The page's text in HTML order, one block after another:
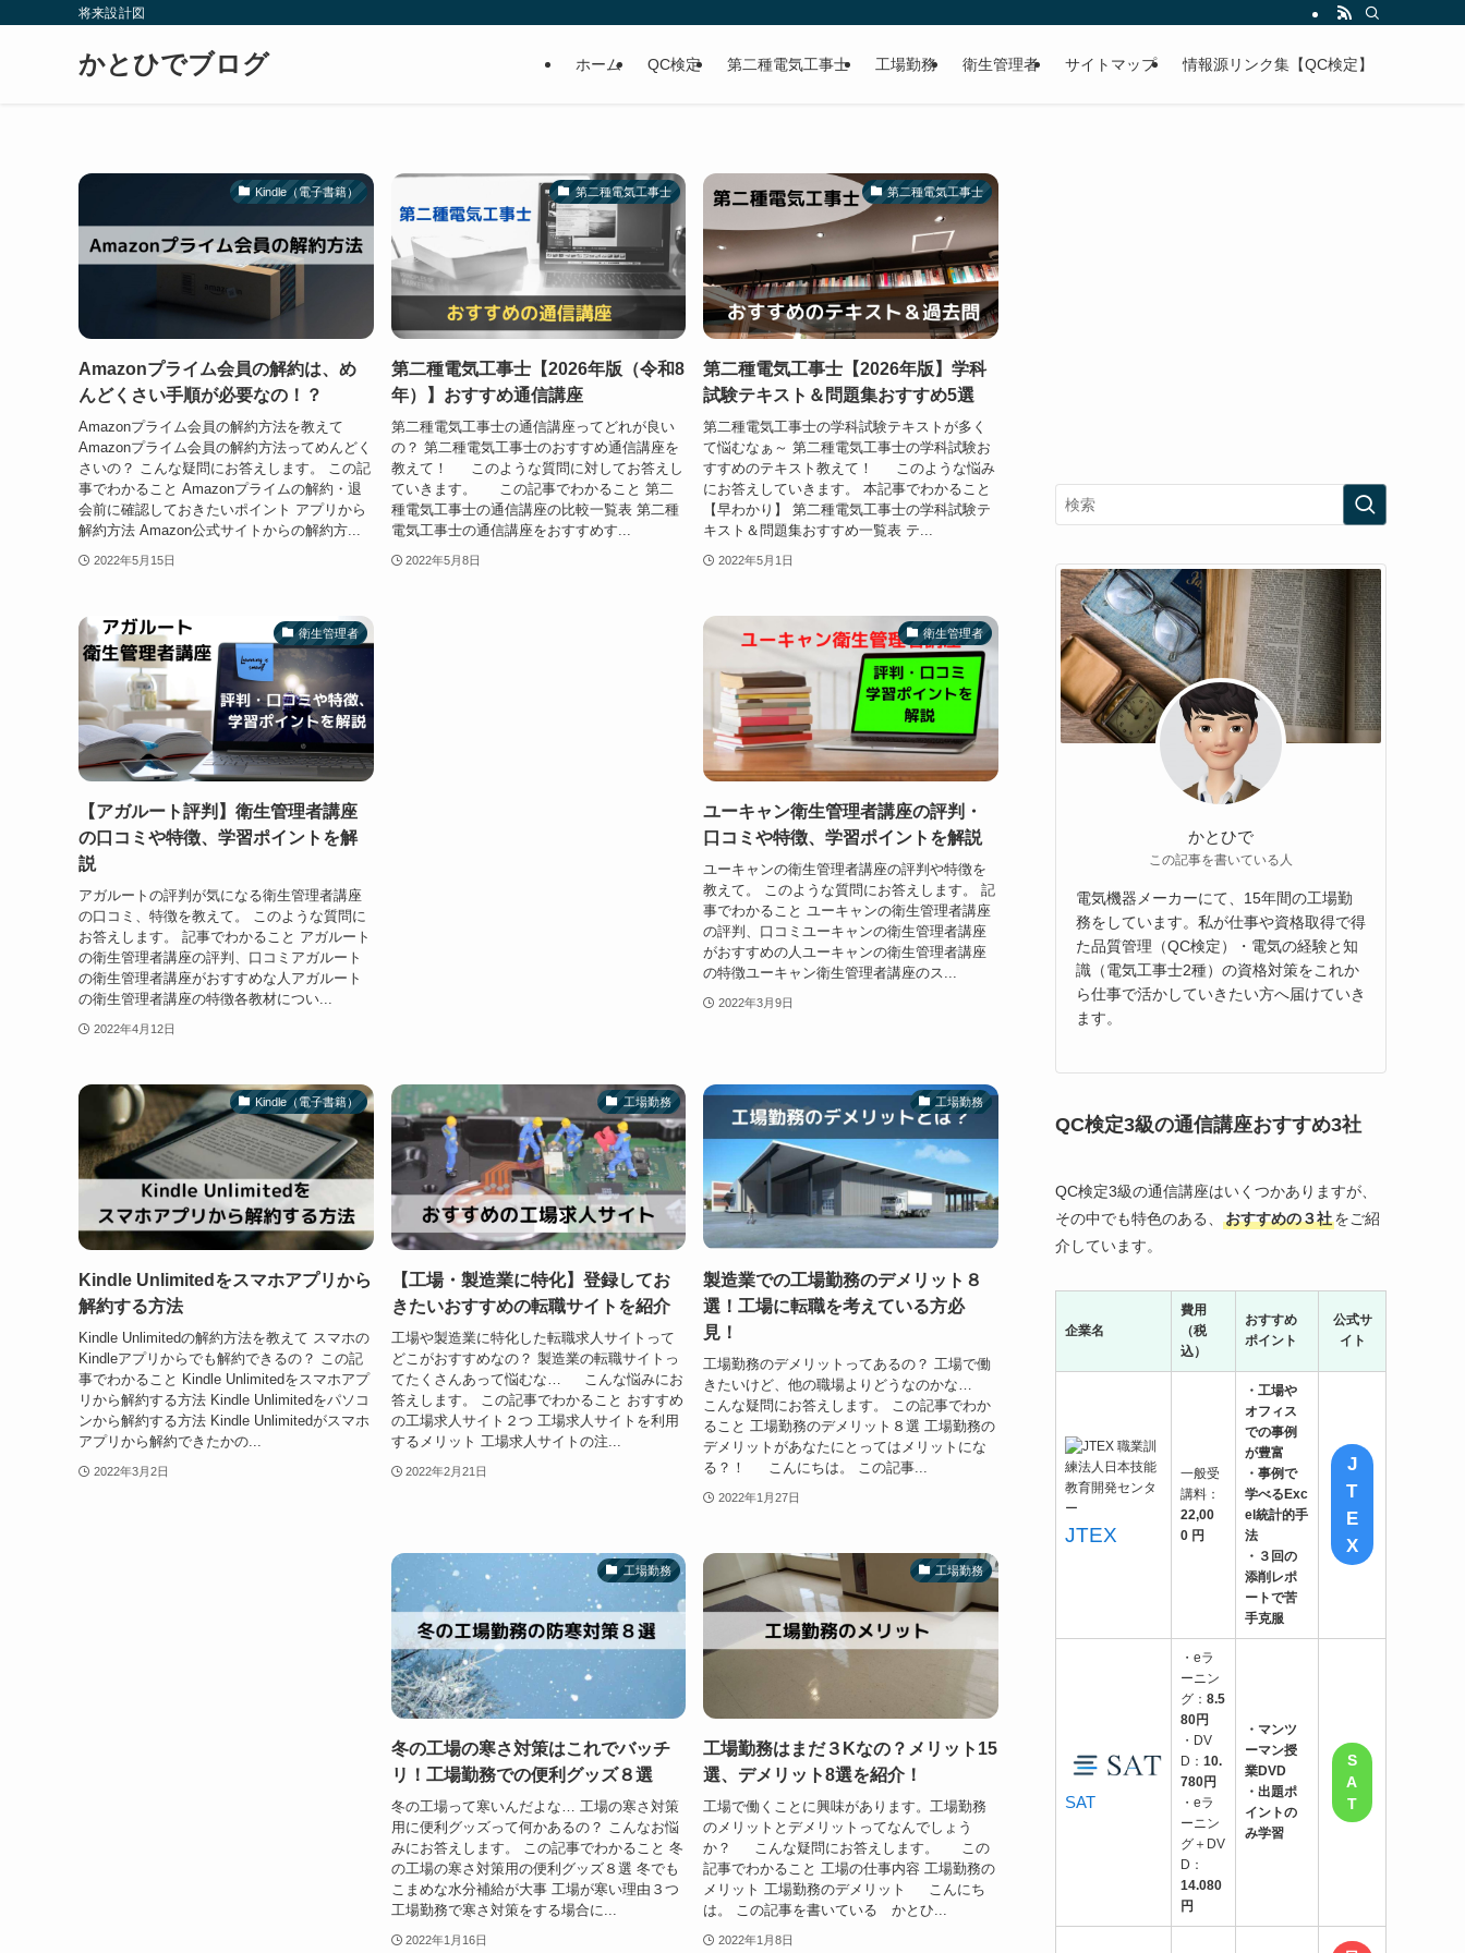
将来設計図
かとひでブログ ホーム QC検定 第二種電気工事士 工場勤務 衛生管理者 サイトマップ 情報源リンク集【QC検定】
Kindle（電子書籍）
Amazonプライム会員の解約は、め
んどくさい手順が必要なの！？
Amazonプライム会員の解約方法を教えて
Amazonプライム会員の解約方法ってめんどく
さいの？ こんな疑問にお答えします。 この記
事でわかること Amazonプライムの解約・退
会前に確認しておきたいポイント アプリから
解約方法 Amazon公式サイトからの解約方...
2022年5月15日
第二種電気工事士
第二種電気工事士【2026年版（令和8
年）】おすすめ通信講座
第二種電気工事士の通信講座ってどれが良い
の？ 第二種電気工事士のおすすめ通信講座を
教えて！ このような質問に対してお答えし
ていきます。 この記事でわかること 第二
種電気工事士の通信講座の比較一覧表 第二種
電気工事士の通信講座をおすすめす...
2022年5月8日
第二種電気工事士
第二種電気工事士【2026年版】学科
試験テキスト＆問題集おすすめ5選
第二種電気工事士の学科試験テキストが多く
て悩むなぁ～ 第二種電気工事士の学科試験お
すすめのテキスト教えて！ このような悩み
にお答えしていきます。 本記事でわかること
【早わかり】 第二種電気工事士の学科試験テ
キスト＆問題集おすすめ一覧表 テ...
2022年5月1日
衛生管理者
【アガルート評判】衛生管理者講座
の口コミや特徴、学習ポイントを解
説
アガルートの評判が気になる衛生管理者講座
の口コミ、特徴を教えて。 このような質問に
お答えします。 記事でわかること アガルート
の衛生管理者講座の評判、口コミアガルート
の衛生管理者講座がおすすめな人アガルート
の衛生管理者講座の特徴各教材につい...
2022年4月12日
衛生管理者
ユーキャン衛生管理者講座の評判・
口コミや特徴、学習ポイントを解説
ユーキャンの衛生管理者講座の評判や特徴を
教えて。 このような質問にお答えします。 記
事でわかること ユーキャンの衛生管理者講座
の評判、口コミユーキャンの衛生管理者講座
がおすすめの人ユーキャンの衛生管理者講座
の特徴ユーキャン衛生管理者講座のス...
2022年3月9日
Kindle（電子書籍）
Kindle Unlimitedをスマホアプリから
解約する方法
Kindle Unlimitedの解約方法を教えて スマホの
Kindleアプリからでも解約できるの？ この記
事でわかること Kindle Unlimitedをスマホアプ
リから解約する方法 Kindle Unlimitedをパソコ
ンから解約する方法 Kindle Unlimitedがスマホ
アプリから解約できたかの...
2022年3月2日
工場勤務
【工場・製造業に特化】登録してお
きたいおすすめの転職サイトを紹介
工場や製造業に特化した転職求人サイトって
どこがおすすめなの？ 製造業の転職サイトっ
てたくさんあって悩むな… こんな悩みにお
答えします。 この記事でわかること おすすめ
の工場求人サイト２つ 工場求人サイトを利用
するメリット 工場求人サイトの注...
2022年2月21日
工場勤務
製造業での工場勤務のデメリット８
選！工場に転職を考えている方必
見！
工場勤務のデメリットってあるの？ 工場で働
きたいけど、他の職場よりどうなのかな…
こんな疑問にお答えします。 この記事でわか
ること 工場勤務のデメリット８選 工場勤務の
デメリットがあなたにとってはメリットにな
る？！ こんにちは。 この記事...
2022年1月27日
工場勤務
冬の工場の寒さ対策はこれでバッチ
リ！工場勤務での便利グッズ８選
冬の工場って寒いんだよな… 工場の寒さ対策
用に便利グッズって何かあるの？ こんなお悩
みにお答えします。 この記事でわかること 冬
の工場の寒さ対策用の便利グッズ８選 冬でも
こまめな水分補給が大事 工場が寒い理由３つ
工場勤務で寒さ対策をする場合に...
2022年1月16日
工場勤務
工場勤務はまだ３Kなの？メリット15
選、デメリット8選を紹介！
工場で働くことに興味があります。工場勤務
のメリットとデメリットってなんでしょう
か？ こんな疑問にお答えします。 この
記事でわかること 工場の仕事内容 工場勤務の
メリット 工場勤務のデメリット こんにち
は。 この記事を書いている かとひ...
2022年1月8日
かとひで
この記事を書いている人
電気機器メーカーにて、15年間の工場勤
務をしています。私が仕事や資格取得で得
た品質管理（QC検定）・電気の経験と知
識（電気工事士2種）の資格対策をこれか
ら仕事で活かしていきたい方へ届けていき
ます。
QC検定3級の通信講座おすすめ3社
QC検定3級の通信講座はいくつかありますが、
その中でも特色のある、
おすすめの３社をご紹
介しています。
企業名
費用
（税
込）
おすすめ
ポイント
公式サ
イト
JTEX
一般受
講料：
22,00
0 円
・工場や
オフィス
での事例
が豊富
・事例で
学べるExc
el統計的手
法
・３回の
添削レポ
ートで苦
手克服
J
T
E
X
SAT
・eラ
ーニン
グ：8.5
80円
・DV
D：10.
780円
・eラ
ーニン
グ＋DV
D：
14.080
円
・マンツ
ーマン授
業DVD
・出題ポ
イントの
み学習
S
A
T